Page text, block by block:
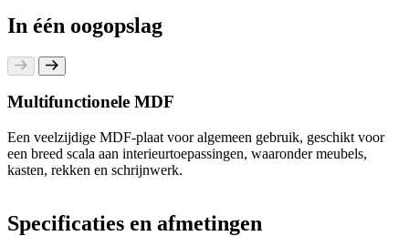
In één oogopslag
Multifunctionele MDF
Een veelzijdige MDF-plaat voor algemeen gebruik, geschikt voor
een breed scala aan interieurtoepassingen, waaronder meubels,
kasten, rekken en schrijnwerk.
Specificaties en afmetingen